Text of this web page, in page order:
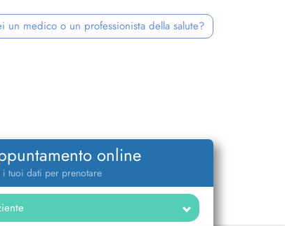
un medico o un professionista della salute?
online
i tuoi dati per prenotare